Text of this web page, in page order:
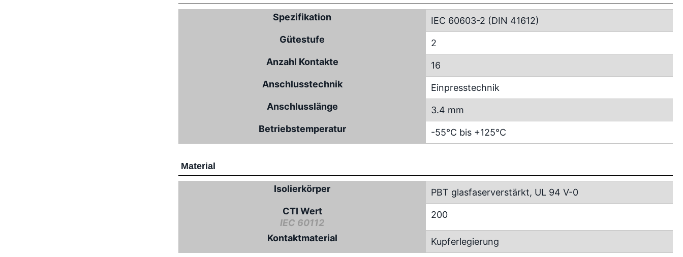
Spezifikation
IEC 60603-2 (DIN 41612)
Gütestufe
2
Anzahl Kontakte
16
Anschlusstechnik
Einpresstechnik
Anschlusslänge
3.4 mm
Betriebstemperatur
-55°C bis +125°C
Material
Isolierkörper
PBT glasfaserverstärkt, UL 94 V-0
CTI Wert
IEC 60112
200
Kontaktmaterial Kupferlegierung